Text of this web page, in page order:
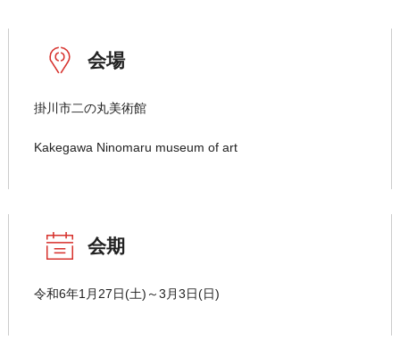
会場
掛川市二の丸美術館
Kakegawa Ninomaru museum of art
会期
令和6年1月27日(土)～3月3日(日)